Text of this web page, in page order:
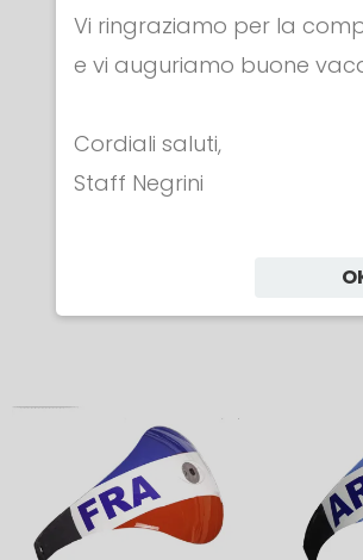
COCCIA
Per Sciabola
Elettrica
Vi ringraziamo per la
e vi auguriamo buone
Cordiali saluti,
Staff Negrini